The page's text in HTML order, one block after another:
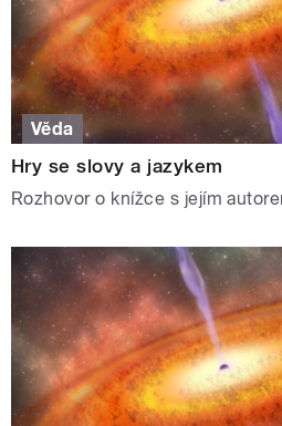
Věda
Hry se slovy a jazykem
Rozhovor o knížce s jejím